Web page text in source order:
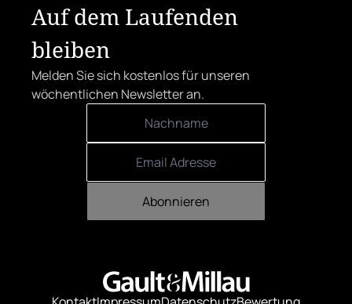
Auf dem Laufenden
bleiben
Melden Sie sich kostenlos für unseren
wöchentlichen Newsletter an.
Abonnieren